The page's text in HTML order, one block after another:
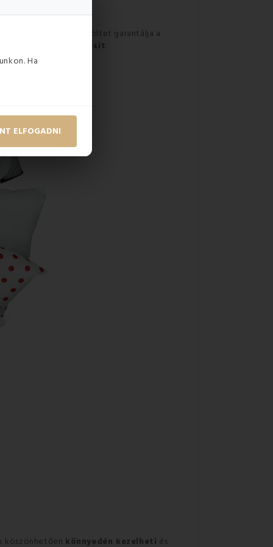
Ha
ELFOGADNI
készült
Ez a töltet garantálja a
biztosít
köszönhetően könnyedén kezelheti és